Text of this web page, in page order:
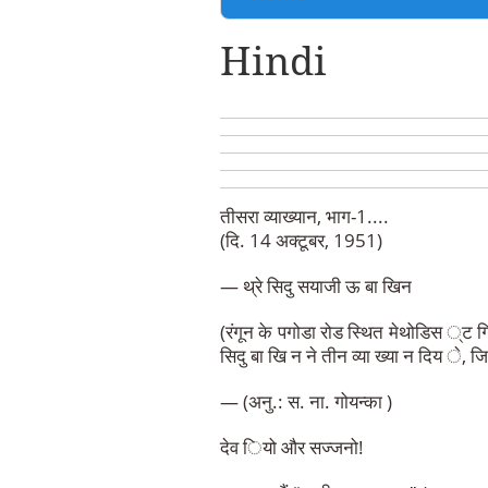
Hindi
तीसरा व्याख्यान, भाग-1....
(दि. 14 अक्टूबर, 1951)
— थ्रे सिदु सयाजी ऊ बा खिन
(रंगून के पगोडा रोड स्थित मेथोडिस ्ट
सिदु बा खि न ने तीन व्या ख्या न दिय े,
— (अनु.: स. ना. गोयन्का )
देव ियो और सज्जनो!